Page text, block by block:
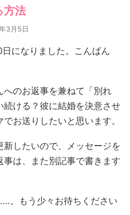
方法
3月5日
になりました。こんばん
へのお返事を兼ねて「別れ
続ける？彼に結婚を決意させ
お送りしたいと思います。
したいので、メッセージを
事は、また別記事で書きます
。もう少々お待ちください